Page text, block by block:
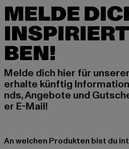
MELDE
BEN!
Melde dich hier für
erhalte künftig
nds, Angebote und
er E-Mail!
An welchen Produkten bist du